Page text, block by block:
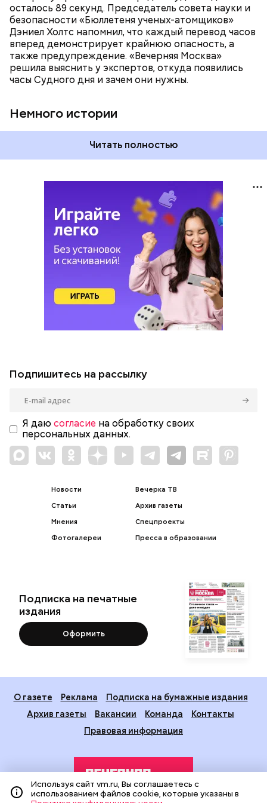
осталось 89 секунд. Председатель совета науки и
безопасности «Бюллетеня ученых-атомщиков»
Дэниел Холтс напомнил, что каждый перевод часов
вперед демонстрирует крайнюю опасность, а
также предупреждение. «Вечерняя Москва»
решила выяснить у экспертов, откуда появились
часы Судного дня и зачем они нужны.
Немного истории
война между США и уже Россией стала обыденным
предметом обсуждения для аналитиков со всего
мира. Но, помимо перспективы отправиться в
«атомный рай», с 2007 года на стрелку часов
влияет еще одна глобальная угроза —
климатические изменения.
Читать полностью
Подпишитесь на рассылку
Я даю согласие на обработку своих
персональных данных.
Новости
Статьи
Мнения
Фотогалереи
Вечерка ТВ
Архив газеты
Спецпроекты
Пресса в образовании
Подписка на печатные
издания
Оформить
О газете Реклама
Подписка на бумажные издания
Архив газеты
Вакансии Команда
Контакты
Правовая информация
Используя сайт vm.ru, Вы соглашаетесь с
использованием файлов cookie, которые указаны в